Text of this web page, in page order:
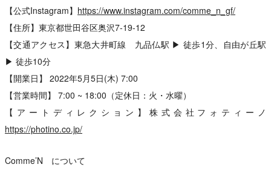
【公式Instagram】 https://www.instagram.com/comme_n_gf/
【住所】東京都世田谷区奥沢7-19-12
【交通アクセス】東急大井町線 九品仏駅 ▶ 徒歩1分、自由が丘駅
▶ 徒歩10分
【開業日】 2022年5月5日(木) 7:00
【営業時間】 7:00 ~ 18:00（定休日：火・水曜）
【アートディレクション】株式会社フォティーノ
https://photino.co.jp/
Comme’N について